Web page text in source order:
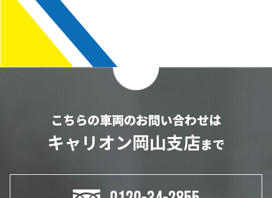
こちらの車両のお問い合わせは
キャリオン岡山支店まで